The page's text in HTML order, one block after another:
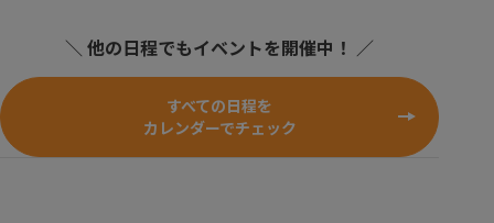
＼ 他の日程でもイベントを開催中！ ／
すべての日程を
カレンダーでチェック